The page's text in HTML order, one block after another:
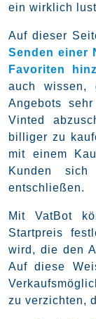
ein wirklich
Auf dieser
Senden einer
Favoriten
auch wissen,
Angebots
Vinted
billiger zu
mit einem
Kunden
entschließen.
Mit VatBot
Startpreis
wird, die den
Auf diese
zu verzichten,